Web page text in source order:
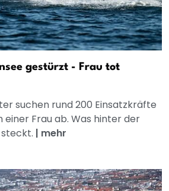
gestürzt - Frau tot
suchen rund 200 Einsatzkräfte
einer Frau ab. Was hinter der
| mehr